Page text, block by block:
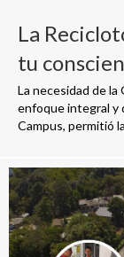
La
tu
La necesidad de
enfoque integral y
Campus, permitió